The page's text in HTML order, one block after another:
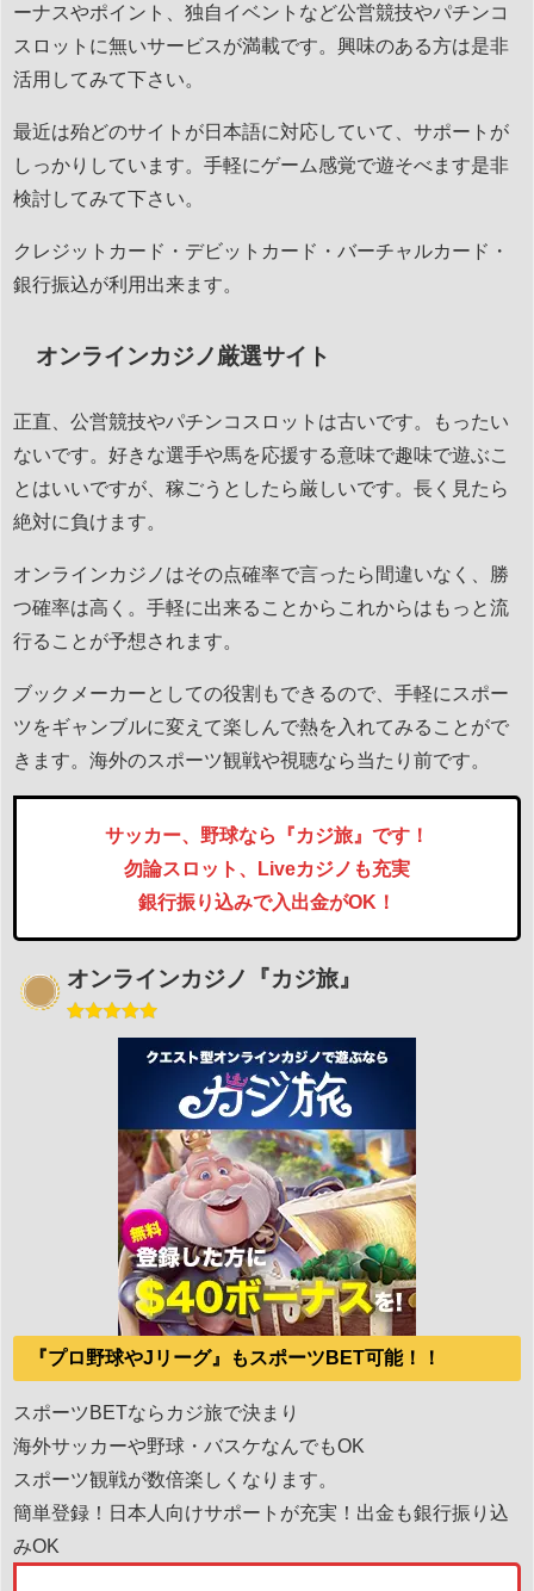
ーナスやポイント、独自イベントなど公営競技やパチンコ
スロットに無いサービスが満載です。興味のある方は是非
活用してみて下さい。
最近は殆どのサイトが日本語に対応していて、サポートが
しっかりしています。手軽にゲーム感覚で遊そべます是非
検討してみて下さい。
クレジットカード・デビットカード・バーチャルカード・
銀行振込が利用出来ます。
オンラインカジノ厳選サイト
正直、公営競技やパチンコスロットは古いです。もったい
ないです。好きな選手や馬を応援する意味で趣味で遊ぶこ
とはいいですが、稼ごうとしたら厳しいです。長く見たら
絶対に負けます。
オンラインカジノはその点確率で言ったら間違いなく、勝
つ確率は高く。手軽に出来ることからこれからはもっと流
行ることが予想されます。
ブックメーカーとしての役割もできるので、手軽にスポー
ツをギャンブルに変えて楽しんで熱を入れてみることがで
きます。海外のスポーツ観戦や視聴なら当たり前です。
サッカー、野球なら『カジ旅』です！
勿論スロット、Liveカジノも充実
銀行振り込みで入出金がOK！
オンラインカジノ『カジ旅』
『プロ野球やJリーグ』もスポーツBET可能！！
スポーツBETならカジ旅で決まり
海外サッカーや野球・バスケなんでもOK
スポーツ観戦が数倍楽しくなります。
簡単登録！日本人向けサポートが充実！出金も銀行振り込
みOK